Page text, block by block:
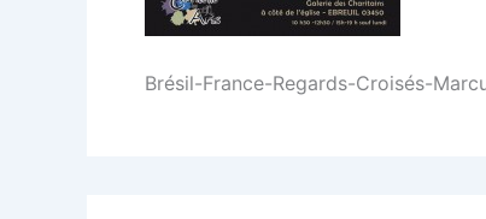
Brésil-France-Regards-Croisés-